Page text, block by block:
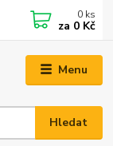
Menu
Hledat
0 ks
za 0 Kč